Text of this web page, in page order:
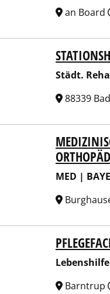
an Board
Rehakliniken Bad
Städt.
88339
| BAYERN OST
MED |
Lemgo e.V.
Barntrup